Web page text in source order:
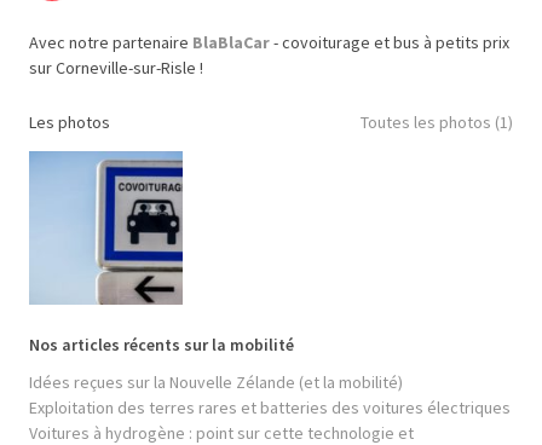
Avec notre partenaire BlaBlaCar- covoiturage et bus à petits prix
sur Corneville-sur-Risle !
Les photos Toutes les photos (1)
Nos articles récents sur la mobilité
Idées reçues sur la Nouvelle Zélande (et la mobilité)
Exploitation des terres rares et batteries des voitures électriques
Voitures à hydrogène : point sur cette technologie et